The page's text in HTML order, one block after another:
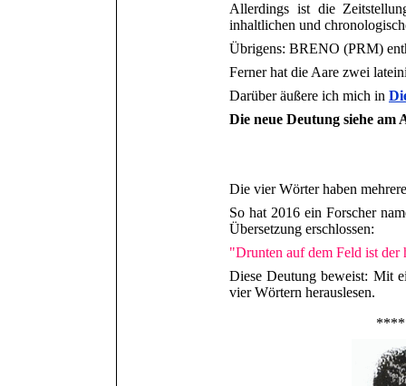
Allerdings ist die
inhaltlichen und
Übrigens: BRENO (PRM)
Ferner hat die Aare zwei
Darüber äußere ich mich in
Die neue Deutung siehe am
Die vier Wörter haben
So hat 2016 ein Forscher
Übersetzung erschlossen:
"Drunten auf dem Feld ist der
Diese Deutung beweist: Mit
vier Wörtern herauslesen.